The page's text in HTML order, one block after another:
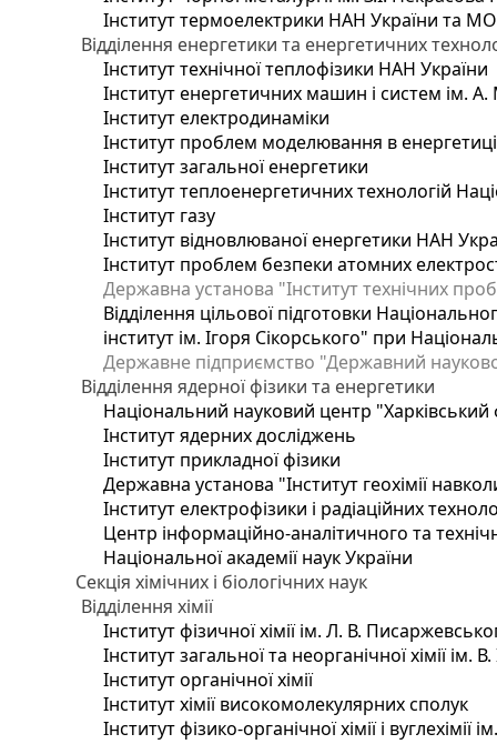
Інститут термоелектрики НАН України та
Відділення енергетики та енергетичних
Інститут технічної теплофізики НАН України
Інститут енергетичних машин і систем ім.
Інститут електродинаміки
Інститут проблем моделювання в
Інститут загальної енергетики
Інститут теплоенергетичних технологій
Інститут газу
Інститут відновлюваної енергетики НАН
Інститут проблем безпеки атомних
Державна установа "Інститут технічних
Відділення цільової підготовки
інститут ім. Ігоря Сікорського" при
Державне підприємство "Державний
Відділення ядерної фізики та енергетики
Національний науковий центр "Харківський
Інститут ядерних досліджень
Інститут прикладної фізики
Державна установа "Інститут геохімії
Інститут електрофізики і радіаційних
Центр інформаційно-аналітичного та
Національної академії наук України
Секція хімічних і біологічних наук
Відділення хімії
Інститут фізичної хімії ім. Л. В.
Інститут загальної та неорганічної хімії ім.
Інститут органічної хімії
Інститут хімії високомолекулярних сполук
Інститут фізико-органічної хімії і